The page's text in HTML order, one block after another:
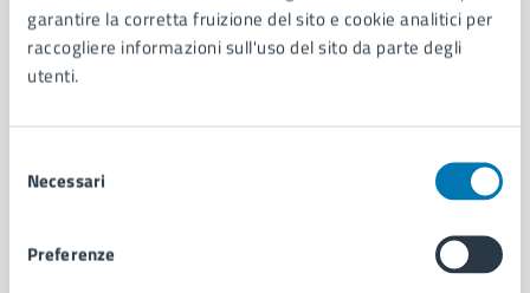
garantire la corretta fruizione del sito e cookie analitici per
raccogliere informazioni sull'uso del sito da parte degli
utenti.
delNecessari
Preferenze
AMMINISTRAZIONE
Aree amministrative
Organi di governo
Enti e fondazioni
Documenti e dati